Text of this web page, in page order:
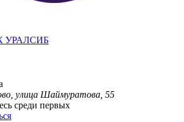
УРАЛСИБ
улица Шаймуратова, 55
среди первых